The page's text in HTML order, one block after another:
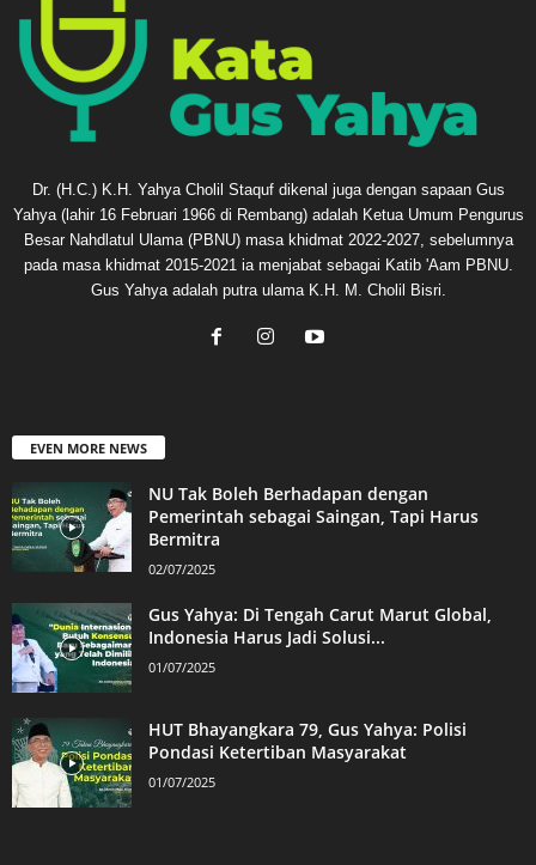
Dr. (H.C.) K.H. Yahya Cholil Staquf dikenal juga dengan sapaan Gus
Yahya (lahir 16 Februari 1966 di Rembang) adalah Ketua Umum Pengurus
Besar Nahdlatul Ulama (PBNU) masa khidmat 2022-2027, sebelumnya
pada masa khidmat 2015-2021 ia menjabat sebagai Katib 'Aam PBNU.
Gus Yahya adalah putra ulama K.H. M. Cholil Bisri.
EVEN MORE NEWS
NU Tak Boleh Berhadapan dengan
Pemerintah sebagai Saingan, Tapi Harus
Bermitra
02/07/2025
Gus Yahya: Di Tengah Carut Marut Global,
Indonesia Harus Jadi Solusi...
01/07/2025
HUT Bhayangkara 79, Gus Yahya: Polisi
Pondasi Ketertiban Masyarakat
01/07/2025